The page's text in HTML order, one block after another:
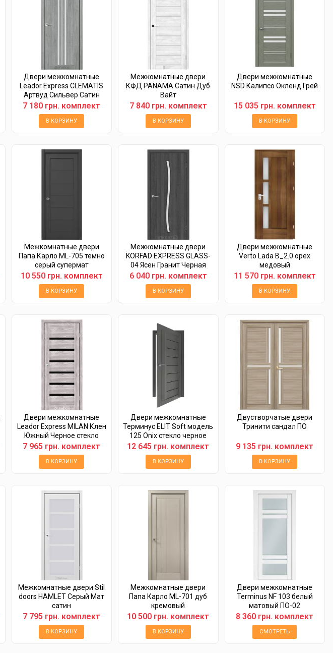
Двери межкомнатные
Leador Express CLEMATIS
Артвуд Сильвер Сатин
белый
7 180 грн. комплект
В КОРЗИНУ
Межкомнатные двери
КФД PANAMA Сатин Дуб
Вайт
7 840 грн. комплект
В КОРЗИНУ
Двери межкомнатные
NSD Калипсо Окленд Грей
15 035 грн. комплект
В КОРЗИНУ
Межкомнатные двери
Папа Карло ML-705 темно
серый супермат
10 550 грн. комплект
В КОРЗИНУ
Межкомнатные двери
KORFAD EXPRESS GLASS-
04 Ясен Гранит Черная
матовая кромка...
6 040 грн. комплект
В КОРЗИНУ
Двери межкомнатные
Verto Lada B_2.0 орех
медовый
11 570 грн. комплект
В КОРЗИНУ
Двери межкомнатные
Leador Express MILAN Клен
Южный Черное стекло
7 965 грн. комплект
В КОРЗИНУ
Двери межкомнатные
Терминус ELIT Soft модель
125 Onix стекло черное
12 645 грн. комплект
В КОРЗИНУ
Двустворчатые двери
Тринити сандал ПО
9 135 грн. комплект
В КОРЗИНУ
Межкомнатные двери Stil
doors HAMLET Серый Мат
сатин
7 795 грн. комплект
В КОРЗИНУ
Межкомнатные двери
Папа Карло ML-701 дуб
кремовый
10 500 грн. комплект
В КОРЗИНУ
Двери межкомнатные
Terminus NF 103 белый
матовый ПO-02
8 360 грн. комплект
СМОТРЕТЬ